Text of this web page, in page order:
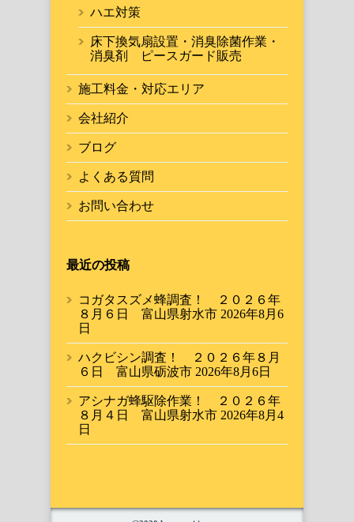
ハエ対策
床下換気扇設置・消臭除菌作業・
消臭剤 ピースガード販売
施工料金・対応エリア
会社紹介
ブログ
よくある質問
お問い合わせ
最近の投稿
コガタスズメ蜂調査！ ２０２６年
８月６日 富山県射水市 2026年8月6
日
ハクビシン調査！ ２０２６年８月
６日 富山県砺波市 2026年8月6日
アシナガ蜂駆除作業！ ２０２６年
８月４日 富山県射水市 2026年8月4
日